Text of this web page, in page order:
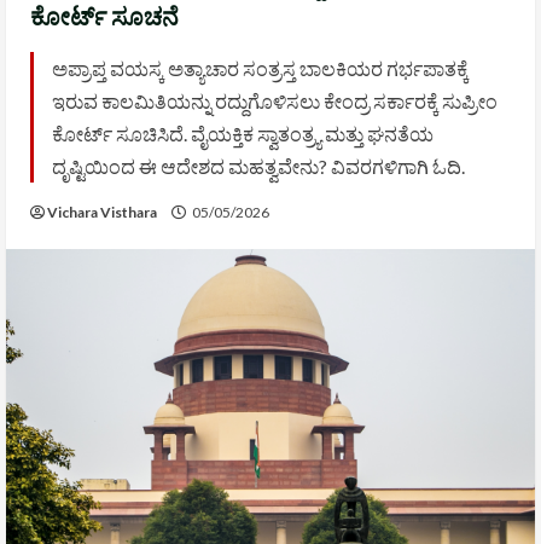
ಕೋರ್ಟ್ ಸೂಚನೆ
ಅಪ್ರಾಪ್ತ ವಯಸ್ಕ ಅತ್ಯಾಚಾರ ಸಂತ್ರಸ್ತ ಬಾಲಕಿಯರ ಗರ್ಭಪಾತಕ್ಕೆ
ಇರುವ ಕಾಲಮಿತಿಯನ್ನು ರದ್ದುಗೊಳಿಸಲು ಕೇಂದ್ರ ಸರ್ಕಾರಕ್ಕೆ ಸುಪ್ರೀಂ
ಕೋರ್ಟ್ ಸೂಚಿಸಿದೆ. ವೈಯಕ್ತಿಕ ಸ್ವಾತಂತ್ರ್ಯ ಮತ್ತು ಘನತೆಯ
ದೃಷ್ಟಿಯಿಂದ ಈ ಆದೇಶದ ಮಹತ್ವವೇನು? ವಿವರಗಳಿಗಾಗಿ ಓದಿ.
Vichara Visthara 05/05/2026